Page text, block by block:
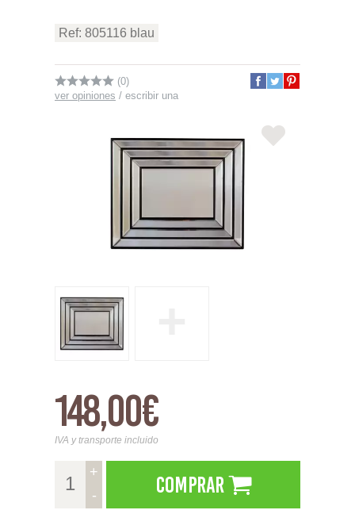
Ref: 805116 blau
(0)
ver opiniones / escribir una
148,00€
IVA y transporte incluido
+
-
Comprar